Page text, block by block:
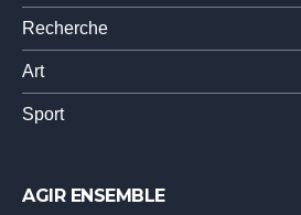
Recherche
Art
Sport
AGIR ENSEMBLE